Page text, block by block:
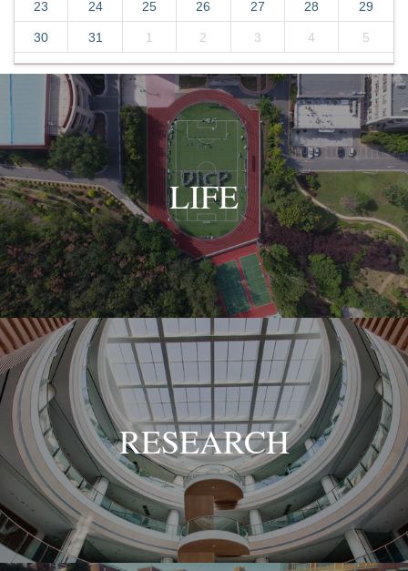
23 24 25 26 27 28 29
30 31 1 2 3 4 5
LIFE
RESEARCH